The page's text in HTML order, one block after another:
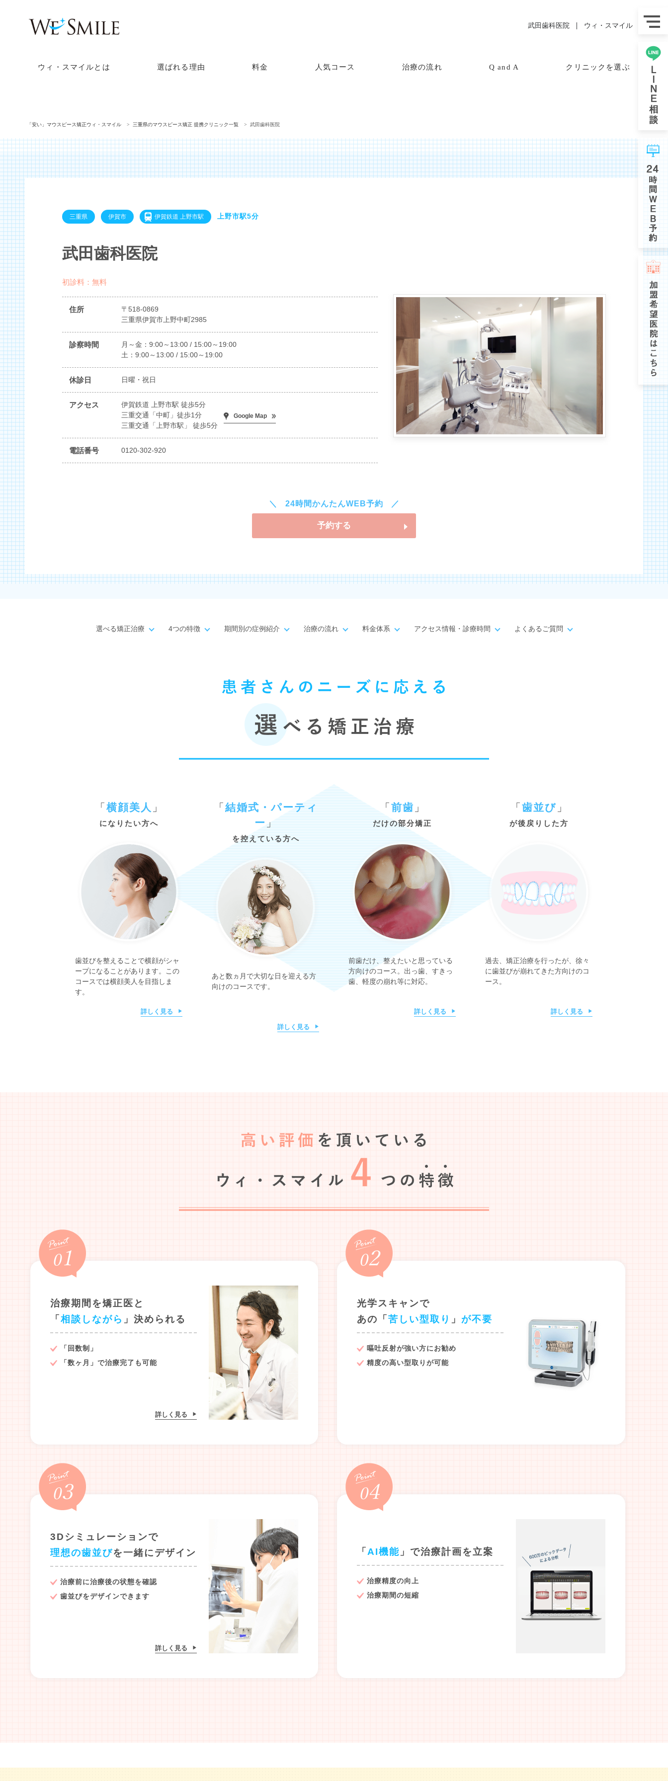
武田歯科医院 ウィ・スマイル
ウィ・スマイルとは 選ばれる理由 料金 人気コース 治療の流れ Q and A クリニックを選ぶ
「安い」マウスピース矯正ウィ・スマイル 三重県のマウスピース矯正 提携クリニック一覧 武田歯科医院
三重県 伊賀市 伊賀鉄道 上野市駅 上野市駅5分
武田歯科医院
初診料：無料
住所
〒518-0869
三重県伊賀市上野中町2985
診察時間
月～金：9:00～13:00 / 15:00～19:00
土：9:00～13:00 / 15:00～19:00
休診日 日曜・祝日
アクセス
伊賀鉄道 上野市駅 徒歩5分
三重交通「中町」徒歩1分
三重交通「上野市駅」 徒歩5分
Google Map
電話番号 0120-302-920
24時間かんたんWEB予約
予約する
選べる矯正治療 4つの特徴 期間別の症例紹介 治療の流れ 料金体系 アクセス情報・診療時間 よくあるご質問
「 横顔美人 」
になりたい方へ
歯並びを整えることで横顔がシャ
ープになることがあります。この
コースでは横顔美人を目指しま
す。
詳しく見る
「 結婚式・パーティ
ー 」
を控えている方へ
あと数ヵ月で大切な日を迎える方
向けのコースです。
詳しく見る
「 前歯 」
だけの部分矯正
前歯だけ、整えたいと思っている
方向けのコース。出っ歯、すきっ
歯、軽度の崩れ等に対応。
詳しく見る
「 歯並び 」
が後戻りした方
過去、矯正治療を行ったが、徐々
に歯並びが崩れてきた方向けのコ
ース。
詳しく見る
治療期間を矯正医と
「 相談しながら 」決められる
「回数制」
「数ヶ月」で治療完了も可能
詳しく見る
光学スキャンで
あの「苦しい型取り 」が不要
嘔吐反射が強い方にお勧め
精度の高い型取りが可能
3Dシミュレーションで
理想の歯並びを一緒にデザイン
治療前に治療後の状態を確認
歯並びをデザインできます
詳しく見る
「 AI機能 」で治療計画を立案
治療精度の向上
治療期間の短縮